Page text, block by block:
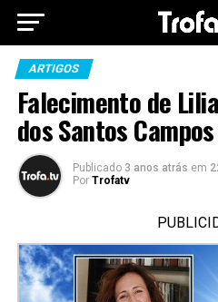
ARTIGOS
Falecimento de
dos Santos Campos
Publicado 3 anos atrás em
Por Trofatv